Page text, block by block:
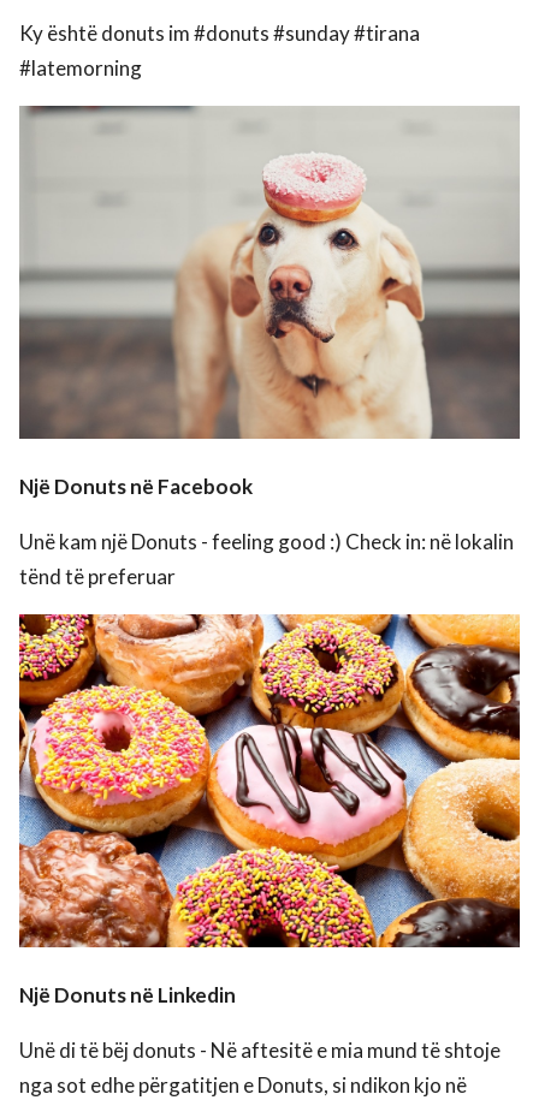
Ky është donuts im #donuts #sunday #tirana
#latemorning
Një Donuts në Facebook
Unë kam një Donuts - feeling good :) Check in: në lokalin
tënd të preferuar
Një Donuts në Linkedin
Unë di të bëj donuts - Në aftesitë e mia mund të shtoje
nga sot edhe përgatitjen e Donuts, si ndikon kjo në